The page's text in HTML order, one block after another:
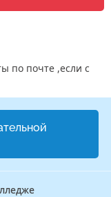
по почте ,если с